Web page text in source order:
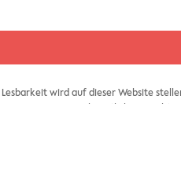
wird auf dieser Website